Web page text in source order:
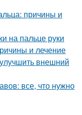
причины и
на пальце руки
и лечение
внешний
все, что нужно